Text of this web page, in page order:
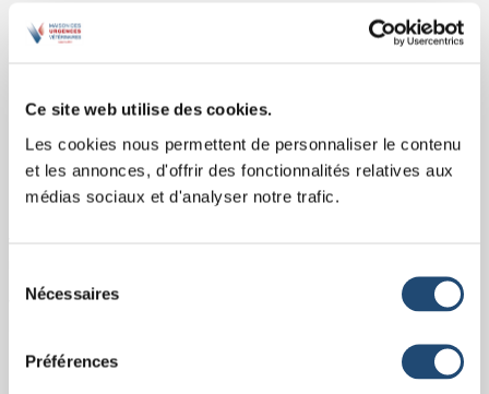
Ce site web utilise des cookies.
Les cookies nous permettent de personnaliser le contenu
et les annonces, d'offrir des fonctionnalités relatives aux
médias sociaux et d'analyser notre trafic.
Nécessaires
Préférences
Personnelles que vous nous avez fournis dans un format
structuré, couramment utilisé et lisible par la machine et le
Vous disposez également du droit de définir des directives
relatives au sort de vos Données Personnelles après votre
mort.
8. CONFIDENTIALITÉ DE VOTRE MOT DE PASSE
Plateforme.
Vous vous engagez à conserver ce mot de passe secret et à ne
9. LIENS VERS D’AUTRES SITES INTERNET ET RÉSEAUX SOCIAUX